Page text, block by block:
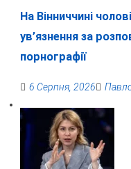
На Вінниччині
ув’язнення за
порнографії
6 Серпня, 2026